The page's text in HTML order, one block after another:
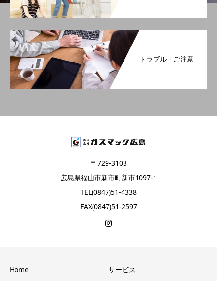
トラブル・ご注意
〒729-3103
広島県福山市新市町新市1097-1
TEL(0847)51-4338
FAX(0847)51-2597
Home サービス